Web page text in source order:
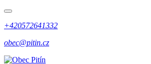
+420572641332
obec@pitin.cz